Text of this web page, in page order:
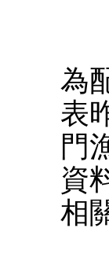
為
表
門
資
相